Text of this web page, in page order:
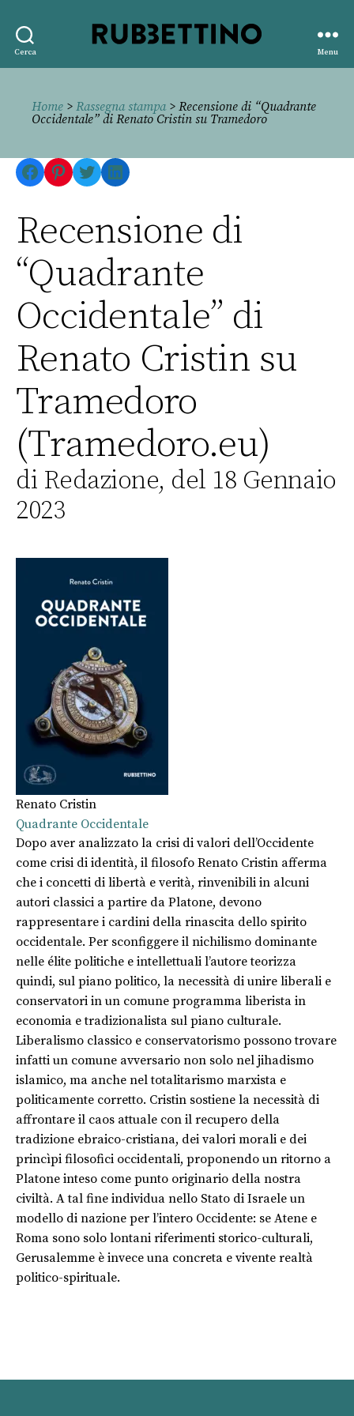
Cerca
editore
Menu
Home > Rassegna stampa> Recensione di “Quadrante
Occidentale” di Renato Cristin su Tramedoro
Facebook
Pinterest
TwitterLinkedIn
Recensione di
“Quadrante
Occidentale” di
Renato Cristin su
Tramedoro
(Tramedoro.eu)
di Redazione, del 18 Gennaio
2023
Renato Cristin
Quadrante Occidentale
Dopo aver analizzato la crisi di valori dell’Occidente
come crisi di identità, il filosofo Renato Cristin afferma
che i concetti di libertà e verità, rinvenibili in alcuni
autori classici a partire da Platone, devono
rappresentare i cardini della rinascita dello spirito
occidentale. Per sconfiggere il nichilismo dominante
nelle élite politiche e intellettuali l’autore teorizza
quindi, sul piano politico, la necessità di unire liberali e
conservatori in un comune programma liberista in
economia e tradizionalista sul piano culturale.
Liberalismo classico e conservatorismo possono trovare
infatti un comune avversario non solo nel jihadismo
islamico, ma anche nel totalitarismo marxista e
politicamente corretto. Cristin sostiene la necessità di
affrontare il caos attuale con il recupero della
tradizione ebraico-cristiana, dei valori morali e dei
princìpi filosofici occidentali, proponendo un ritorno a
Platone inteso come punto originario della nostra
civiltà. A tal fine individua nello Stato di Israele un
modello di nazione per l’intero Occidente: se Atene e
Roma sono solo lontani riferimenti storico-culturali,
Gerusalemme è invece una concreta e vivente realtà
politico-spirituale.